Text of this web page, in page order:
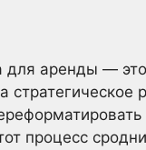
для аренды —
стратегическое
процесс